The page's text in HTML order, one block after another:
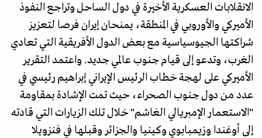
الانقلابات العسكرية الأخيرة في دول الساحل وتراجع النفوذ
الأميركي والأوروبي في المنطقة، يمنحان إيران فرصا لتعزيز
شراكتها الجيوسياسية مع بعض الدول الأفريقية التي تعادي
الغرب، وتدعو إلى قيام جنوب عالمي جديد. واعتمد التقرير
الأميركي على لهجة خطاب الرئيس الإيراني إبراهيم رئيسي في
عدد من دول جنوب الصحراء، حيث تمت الإشادة بمقاومة
"الاستعمار الإمبريالي الغاشم" خلال تلك الزيارات التي قادته
إلى أوغندا وزيمبابوي وكينيا والجزائر وقبلها في فنزويلا